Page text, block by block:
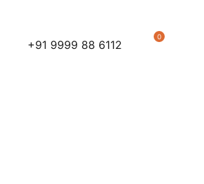
+91 9999 88 6112
0